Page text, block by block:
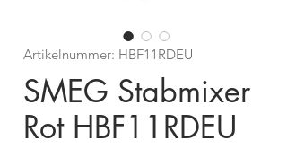
Artikelnummer: HBF11RDEU
SMEG Stabmixer
Rot HBF11RDEU